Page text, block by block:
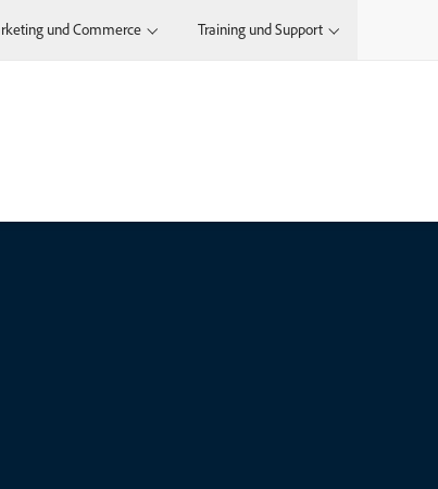
und Commerce Training und Support